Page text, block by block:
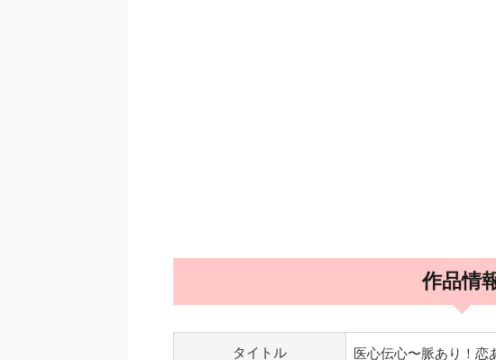
作品情
タイトル 医心伝心〜脈あり！恋